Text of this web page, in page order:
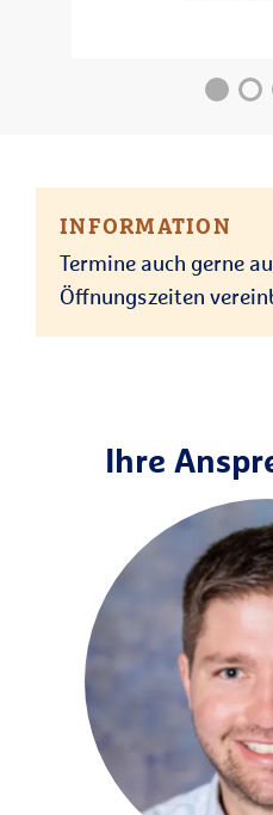
INFORMATION
Termine auch gerne
Öffnungszeiten
Ihre